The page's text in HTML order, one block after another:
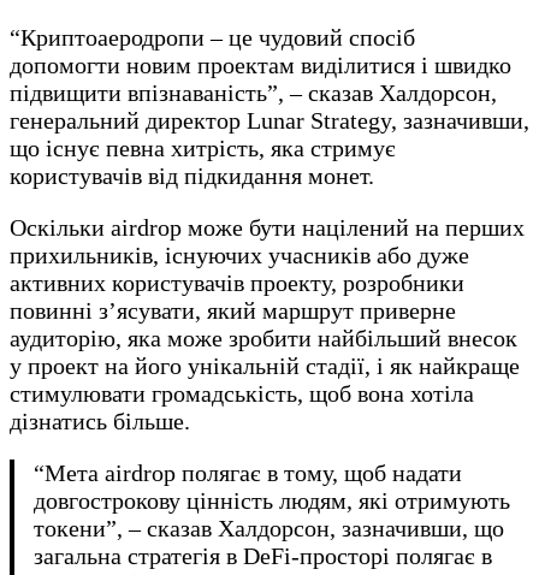
“Криптоаеродропи – це чудовий спосіб
допомогти новим проектам виділитися і швидко
підвищити впізнаваність”, – сказав Халдорсон,
генеральний директор Lunar Strategy, зазначивши,
що існує певна хитрість, яка стримує
користувачів від підкидання монет.
Оскільки airdrop може бути націлений на перших
прихильників, існуючих учасників або дуже
активних користувачів проекту, розробники
повинні з’ясувати, який маршрут приверне
аудиторію, яка може зробити найбільший внесок
у проект на його унікальній стадії, і як найкраще
стимулювати громадськість, щоб вона хотіла
дізнатись більше.
“Мета airdrop полягає в тому, щоб надати
довгострокову цінність людям, які отримують
токени”, – сказав Халдорсон, зазначивши, що
загальна стратегія в DeFi-просторі полягає в